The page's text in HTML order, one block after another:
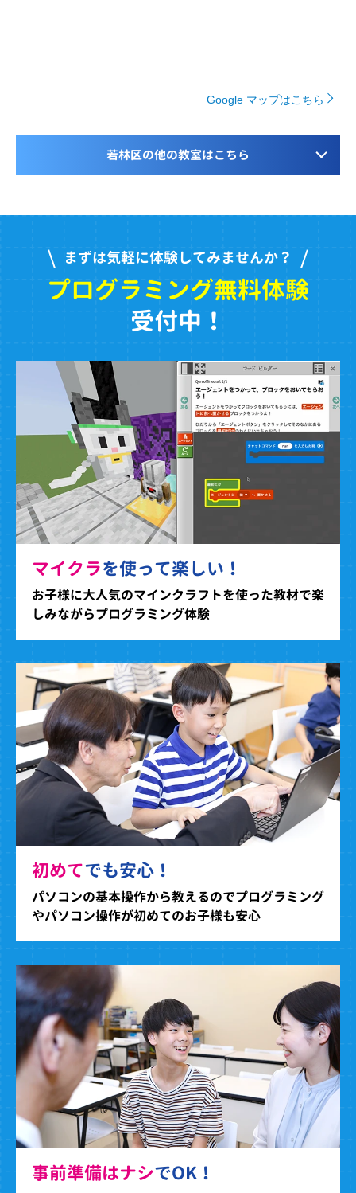
Google マップはこちら
若林区の他の教室はこちら
まずは気軽に体験してみませんか？
プログラミング無料体験
受付中！
マイクラを使って楽しい！
お子様に大人気のマインクラフトを使った教材で楽
しみながらプログラミング体験
初めてでも安心！
パソコンの基本操作から教えるのでプログラミング
やパソコン操作が初めてのお子様も安心
事前準備はナシでOK！